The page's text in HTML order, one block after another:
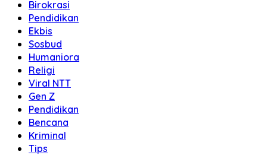
Birokrasi
Pendidikan
Ekbis
Sosbud
Humaniora
Religi
Viral NTT
Gen Z
Pendidikan
Bencana
Kriminal
Tips